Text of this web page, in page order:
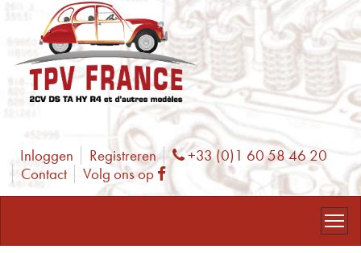
Inloggen Registreren Phone
+33 (0)1 60 58 46 20
Contact
Volg ons op Facebook